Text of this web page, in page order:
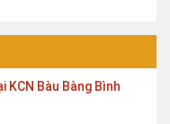
KCN Bàu Bàng Bình